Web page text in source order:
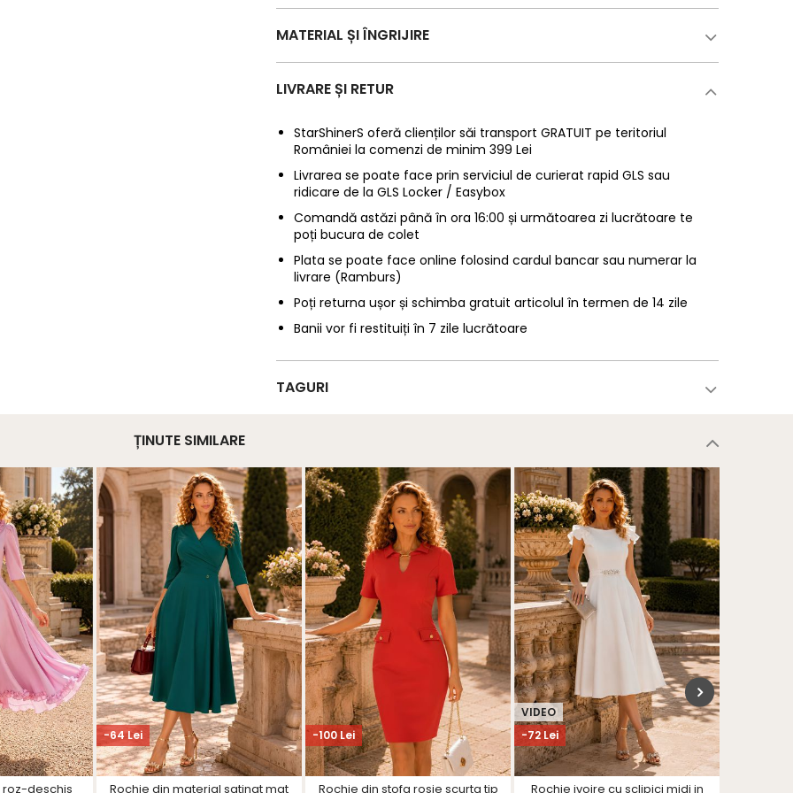
MATERIAL ȘI ÎNGRIJIRE
LIVRARE ȘI RETUR
StarShinerS oferă clienților săi transport GRATUIT pe teritoriul
României la comenzi de minim 399 Lei
Livrarea se poate face prin serviciul de curierat rapid GLS sau
ridicare de la GLS Locker / Easybox
Comandă astăzi până în ora 16:00 și următoarea zi lucrătoare te
poți bucura de colet
Plata se poate face online folosind cardul bancar sau numerar la
livrare (Ramburs)
Poți returna ușor și schimba gratuit articolul în termen de 14 zile
Banii vor fi restituiți în 7 zile lucrătoare
TAGURI
ȚINUTE SIMILARE
roz-deschis
-64 Lei
Rochie din material satinat mat
-100 Lei
Rochie din stofa rosie scurta tip
-72 Lei
VIDEO
Rochie ivoire cu sclipici midi in